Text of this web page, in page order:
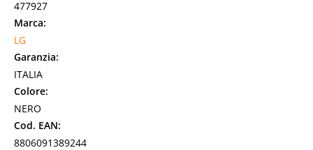
477927
Marca:
LG
Garanzia:
ITALIA
Colore:
NERO
Cod. EAN:
8806091389244